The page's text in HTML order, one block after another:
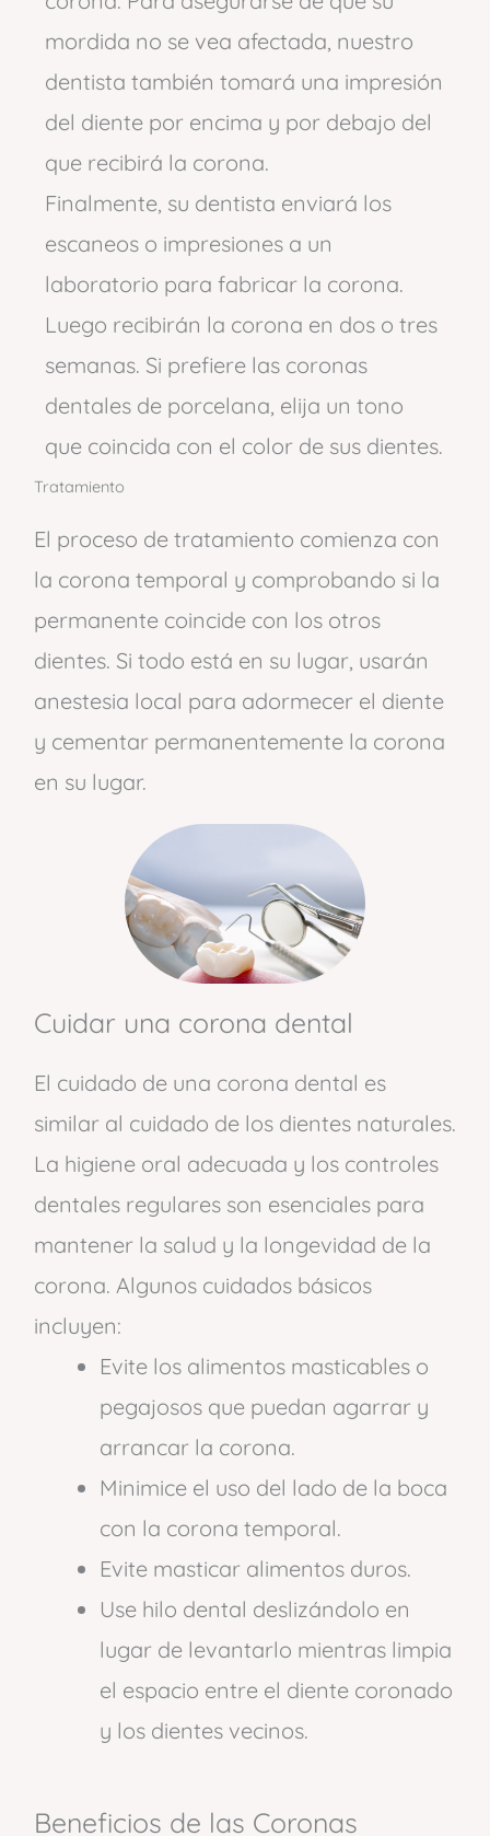
mordida no se vea afectada, nuestro
dentista también tomará una impresión
del diente por encima y por debajo del
que recibirá la corona.
Finalmente, su dentista enviará los
escaneos o impresiones a un
laboratorio para fabricar la corona.
Luego recibirán la corona en dos o tres
semanas. Si prefiere las coronas
dentales de porcelana, elija un tono
que coincida con el color de sus dientes.
Tratamiento
El proceso de tratamiento comienza con
la corona temporal y comprobando si la
permanente coincide con los otros
dientes. Si todo está en su lugar, usarán
anestesia local para adormecer el diente
y cementar permanentemente la corona
en su lugar.​
Cuidar una corona dental
El cuidado de una corona dental es
similar al cuidado de los dientes naturales.
La higiene oral adecuada y los controles
dentales regulares son esenciales para
mantener la salud y la longevidad de la
corona. Algunos cuidados básicos
incluyen:
Evite los alimentos masticables o
pegajosos que puedan agarrar y
arrancar la corona.
Minimice el uso del lado de la boca
con la corona temporal.
Evite masticar alimentos duros.
Use hilo dental deslizándolo en
lugar de levantarlo mientras limpia
el espacio entre el diente coronado
y los dientes vecinos.
Beneficios de las Coronas